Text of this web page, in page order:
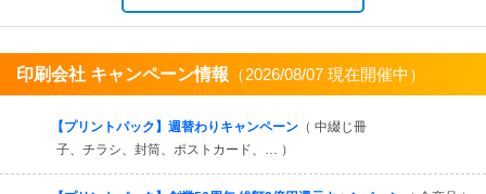
印刷会社 キャンペーン情報 （2026/08/07 現在開催中）
【プリントパック】週替わりキャンペーン （ 中綴じ冊
子、チラシ、封筒、ポストカード、… ）